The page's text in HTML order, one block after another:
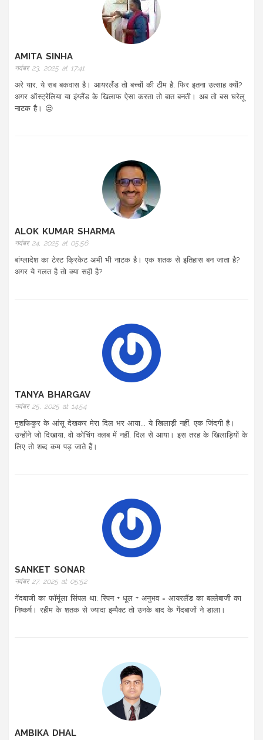
AMITA SINHA
नवंबर 23, 2025 at 17:41
अरे यार, ये सब बकवास है। आयरलैंड तो बच्चों की टीम है, फिर इतना उत्साह क्यों?
अगर ऑस्ट्रेलिया या इंग्लैंड के खिलाफ ऐसा करता तो बात बनती। अब तो बस घरेलू
नाटक है। 😒
ALOK KUMAR SHARMA
नवंबर 24, 2025 at 05:56
बांग्लादेश का टेस्ट क्रिकेट अभी भी नाटक है। एक शतक से इतिहास बन जाता है?
अगर ये गलत है तो क्या सही है?
TANYA BHARGAV
नवंबर 25, 2025 at 14:54
मुशफिकुर के आंसू देखकर मेरा दिल भर आया... ये खिलाड़ी नहीं, एक जिंदगी है।
उन्होंने जो दिखाया, वो कोचिंग क्लब में नहीं, दिल से आया। इस तरह के खिलाड़ियों के
लिए तो शब्द कम पड़ जाते हैं।
SANKET SONAR
नवंबर 27, 2025 at 05:52
गेंदबाजी का फॉर्मूला सिंपल था: स्पिन + धूल + अनुभव = आयरलैंड का बल्लेबाजी का
निष्कर्ष। रहीम के शतक से ज्यादा इम्पैक्ट तो उनके बाद के गेंदबाजों ने डाला।
AMBIKA DHAL